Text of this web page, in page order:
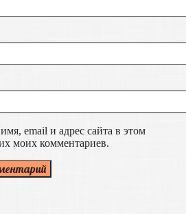
email и адрес сайта в этом
моих комментариев.